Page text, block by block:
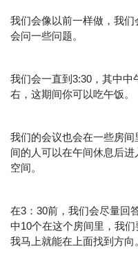
我们会像以前一样做，我
会问一些问题。
我们会一直到3:30，其中中
右，这期间你可以吃午饭。
我们的会议也会在一些房
间的人可以在午间休息后
空间。
在3：30前，我们会尽量回
中10个在这个房间里，我
我马上就能在上面找到方向